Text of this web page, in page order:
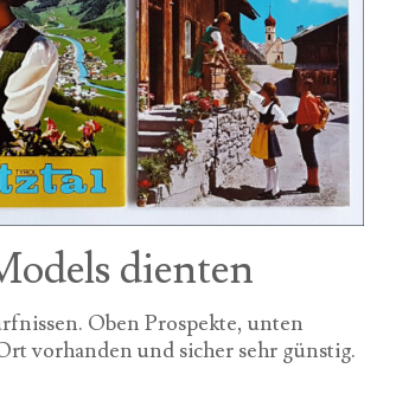
dienten
Oben Prospekte, unten
vorhanden und sicher sehr günstig.